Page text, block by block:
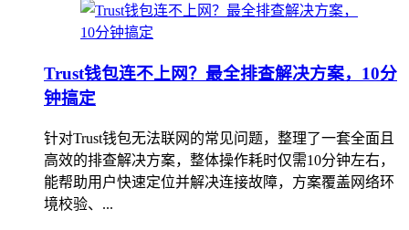
Trust钱包连不上网？最全排查解决方案，10分
钟搞定
针对Trust钱包无法联网的常见问题，整理了一套全面且
高效的排查解决方案，整体操作耗时仅需10分钟左右，
能帮助用户快速定位并解决连接故障，方案覆盖网络环
境校验、...